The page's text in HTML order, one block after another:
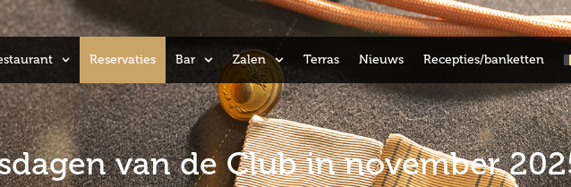
Reservaties Bar Zalen Terras Nieuws Recepties/banketten
van de Club in november